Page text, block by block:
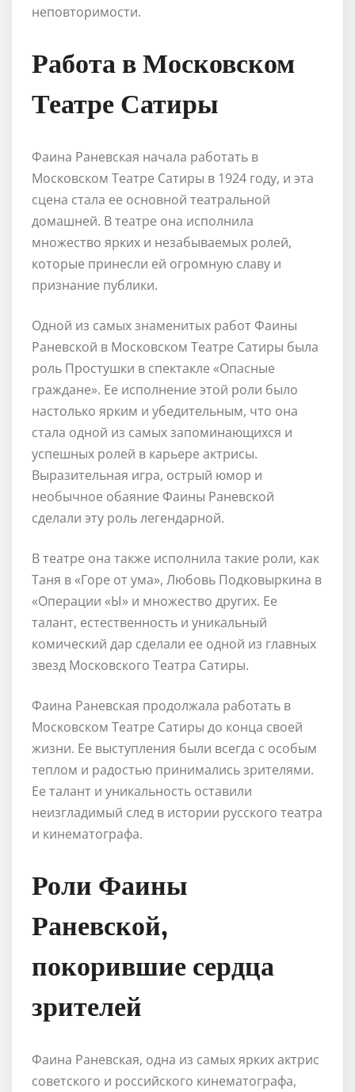
неповторимости.
Работа в Московском
Театре Сатиры
Фаина Раневская начала работать в
Московском Театре Сатиры в 1924 году, и эта
сцена стала ее основной театральной
домашней. В театре она исполнила
множество ярких и незабываемых ролей,
которые принесли ей огромную славу и
признание публики.
Одной из самых знаменитых работ Фаины
Раневской в Московском Театре Сатиры была
роль Простушки в спектакле «Опасные
граждане». Ее исполнение этой роли было
настолько ярким и убедительным, что она
стала одной из самых запоминающихся и
успешных ролей в карьере актрисы.
Выразительная игра, острый юмор и
необычное обаяние Фаины Раневской
сделали эту роль легендарной.
В театре она также исполнила такие роли, как
Таня в «Горе от ума», Любовь Подковыркина в
«Операции «Ы» и множество других. Ее
талант, естественность и уникальный
комический дар сделали ее одной из главных
звезд Московского Театра Сатиры.
Фаина Раневская продолжала работать в
Московском Театре Сатиры до конца своей
жизни. Ее выступления были всегда с особым
теплом и радостью принимались зрителями.
Ее талант и уникальность оставили
неизгладимый след в истории русского театра
и кинематографа.
Роли Фаины
Раневской,
покорившие сердца
зрителей
Фаина Раневская, одна из самых ярких актрис
советского и российского кинематографа,